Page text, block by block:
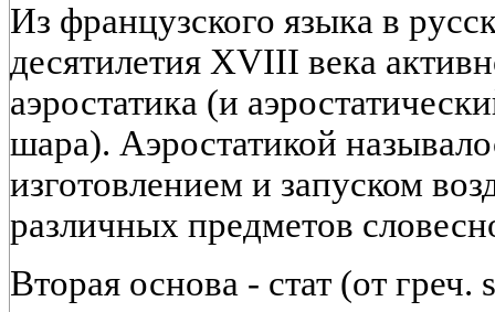
Из французского языка в
десятилетия XVIII века
аэростатика (и
шара). Аэростатикой
изготовлением и запуском
различных предметов
Вторая основа - стат (от греч.